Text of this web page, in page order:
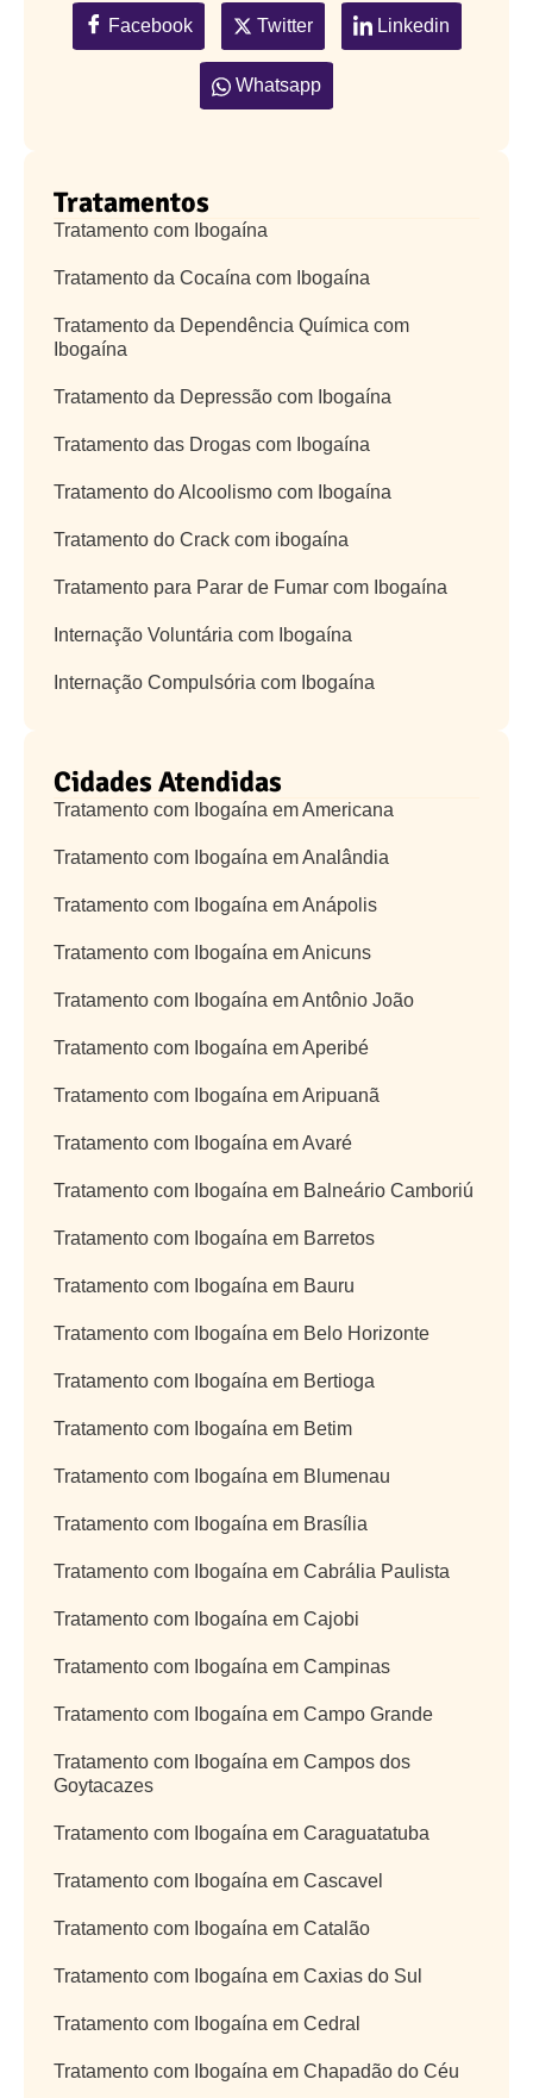
Facebook Twitter Linkedin
Whatsapp
Tratamentos
Tratamento com Ibogaína
Tratamento da Cocaína com Ibogaína
Tratamento da Dependência Química com
Ibogaína
Tratamento da Depressão com Ibogaína
Tratamento das Drogas com Ibogaína
Tratamento do Alcoolismo com Ibogaína
Tratamento do Crack com ibogaína
Tratamento para Parar de Fumar com Ibogaína
Internação Voluntária com Ibogaína
Internação Compulsória com Ibogaína
Cidades Atendidas
Tratamento com Ibogaína em Americana
Tratamento com Ibogaína em Analândia
Tratamento com Ibogaína em Anápolis
Tratamento com Ibogaína em Anicuns
Tratamento com Ibogaína em Antônio João
Tratamento com Ibogaína em Aperibé
Tratamento com Ibogaína em Aripuanã
Tratamento com Ibogaína em Avaré
Tratamento com Ibogaína em Balneário Camboriú
Tratamento com Ibogaína em Barretos
Tratamento com Ibogaína em Bauru
Tratamento com Ibogaína em Belo Horizonte
Tratamento com Ibogaína em Bertioga
Tratamento com Ibogaína em Betim
Tratamento com Ibogaína em Blumenau
Tratamento com Ibogaína em Brasília
Tratamento com Ibogaína em Cabrália Paulista
Tratamento com Ibogaína em Cajobi
Tratamento com Ibogaína em Campinas
Tratamento com Ibogaína em Campo Grande
Tratamento com Ibogaína em Campos dos
Goytacazes
Tratamento com Ibogaína em Caraguatatuba
Tratamento com Ibogaína em Cascavel
Tratamento com Ibogaína em Catalão
Tratamento com Ibogaína em Caxias do Sul
Tratamento com Ibogaína em Cedral
Tratamento com Ibogaína em Chapadão do Céu